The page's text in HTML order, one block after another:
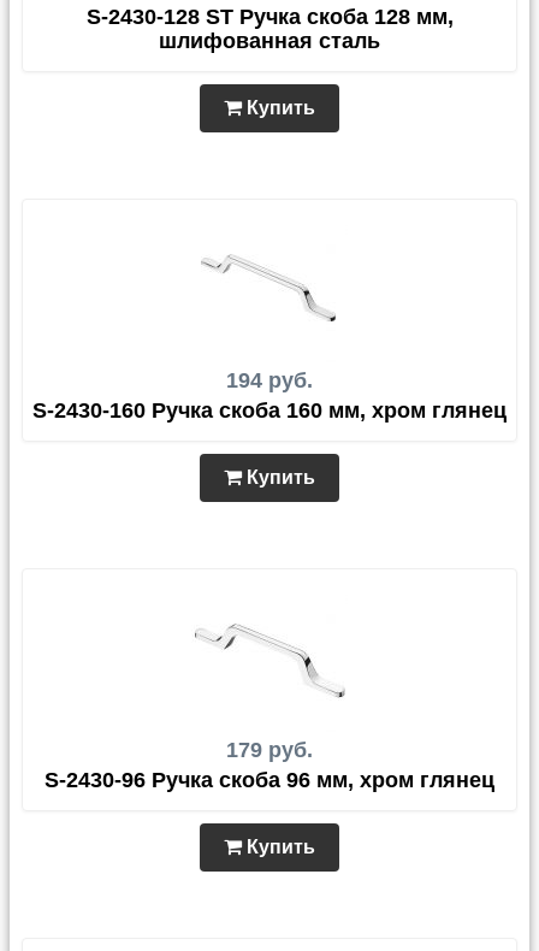
S-2430-128 ST Ручка скоба 128 мм,
шлифованная сталь
Купить
194 руб.
S-2430-160 Ручка скоба 160 мм, хром глянец
Купить
179 руб.
S-2430-96 Ручка скоба 96 мм, хром глянец
Купить